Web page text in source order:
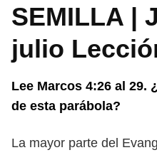
SEMILLA |
julio
Lee Marcos 4:26 al 29.
de esta parábola?
La mayor parte del